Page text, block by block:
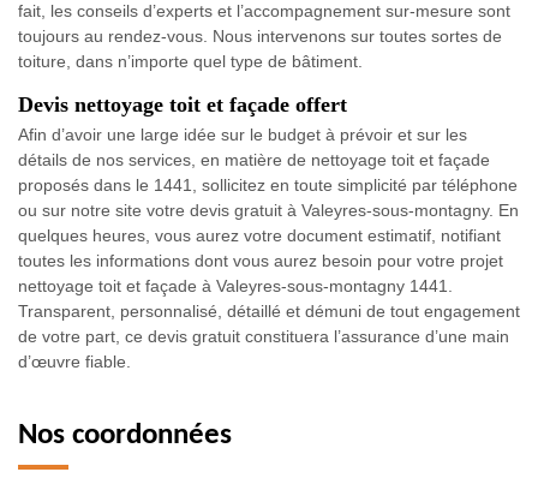
fait, les conseils d’experts et l’accompagnement sur-mesure sont
toujours au rendez-vous. Nous intervenons sur toutes sortes de
toiture, dans n’importe quel type de bâtiment.
Devis nettoyage toit et façade offert
Afin d’avoir une large idée sur le budget à prévoir et sur les
détails de nos services, en matière de nettoyage toit et façade
proposés dans le 1441, sollicitez en toute simplicité par téléphone
ou sur notre site votre devis gratuit à Valeyres-sous-montagny. En
quelques heures, vous aurez votre document estimatif, notifiant
toutes les informations dont vous aurez besoin pour votre projet
nettoyage toit et façade à Valeyres-sous-montagny 1441.
Transparent, personnalisé, détaillé et démuni de tout engagement
de votre part, ce devis gratuit constituera l’assurance d’une main
d’œuvre fiable.
Nos coordonnées